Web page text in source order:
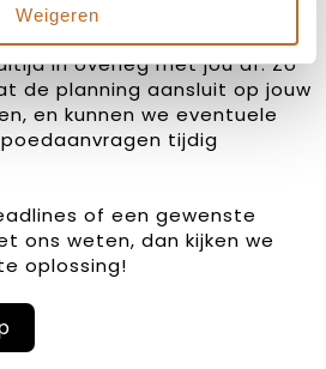
Weigeren
centraal. Daarom
levertijden, maar
in overleg met jou af. Zo
de planning aansluit op jouw
en kunnen we eventuele
tijdig
of een gewenste
ons weten, dan kijken we
oplossing!